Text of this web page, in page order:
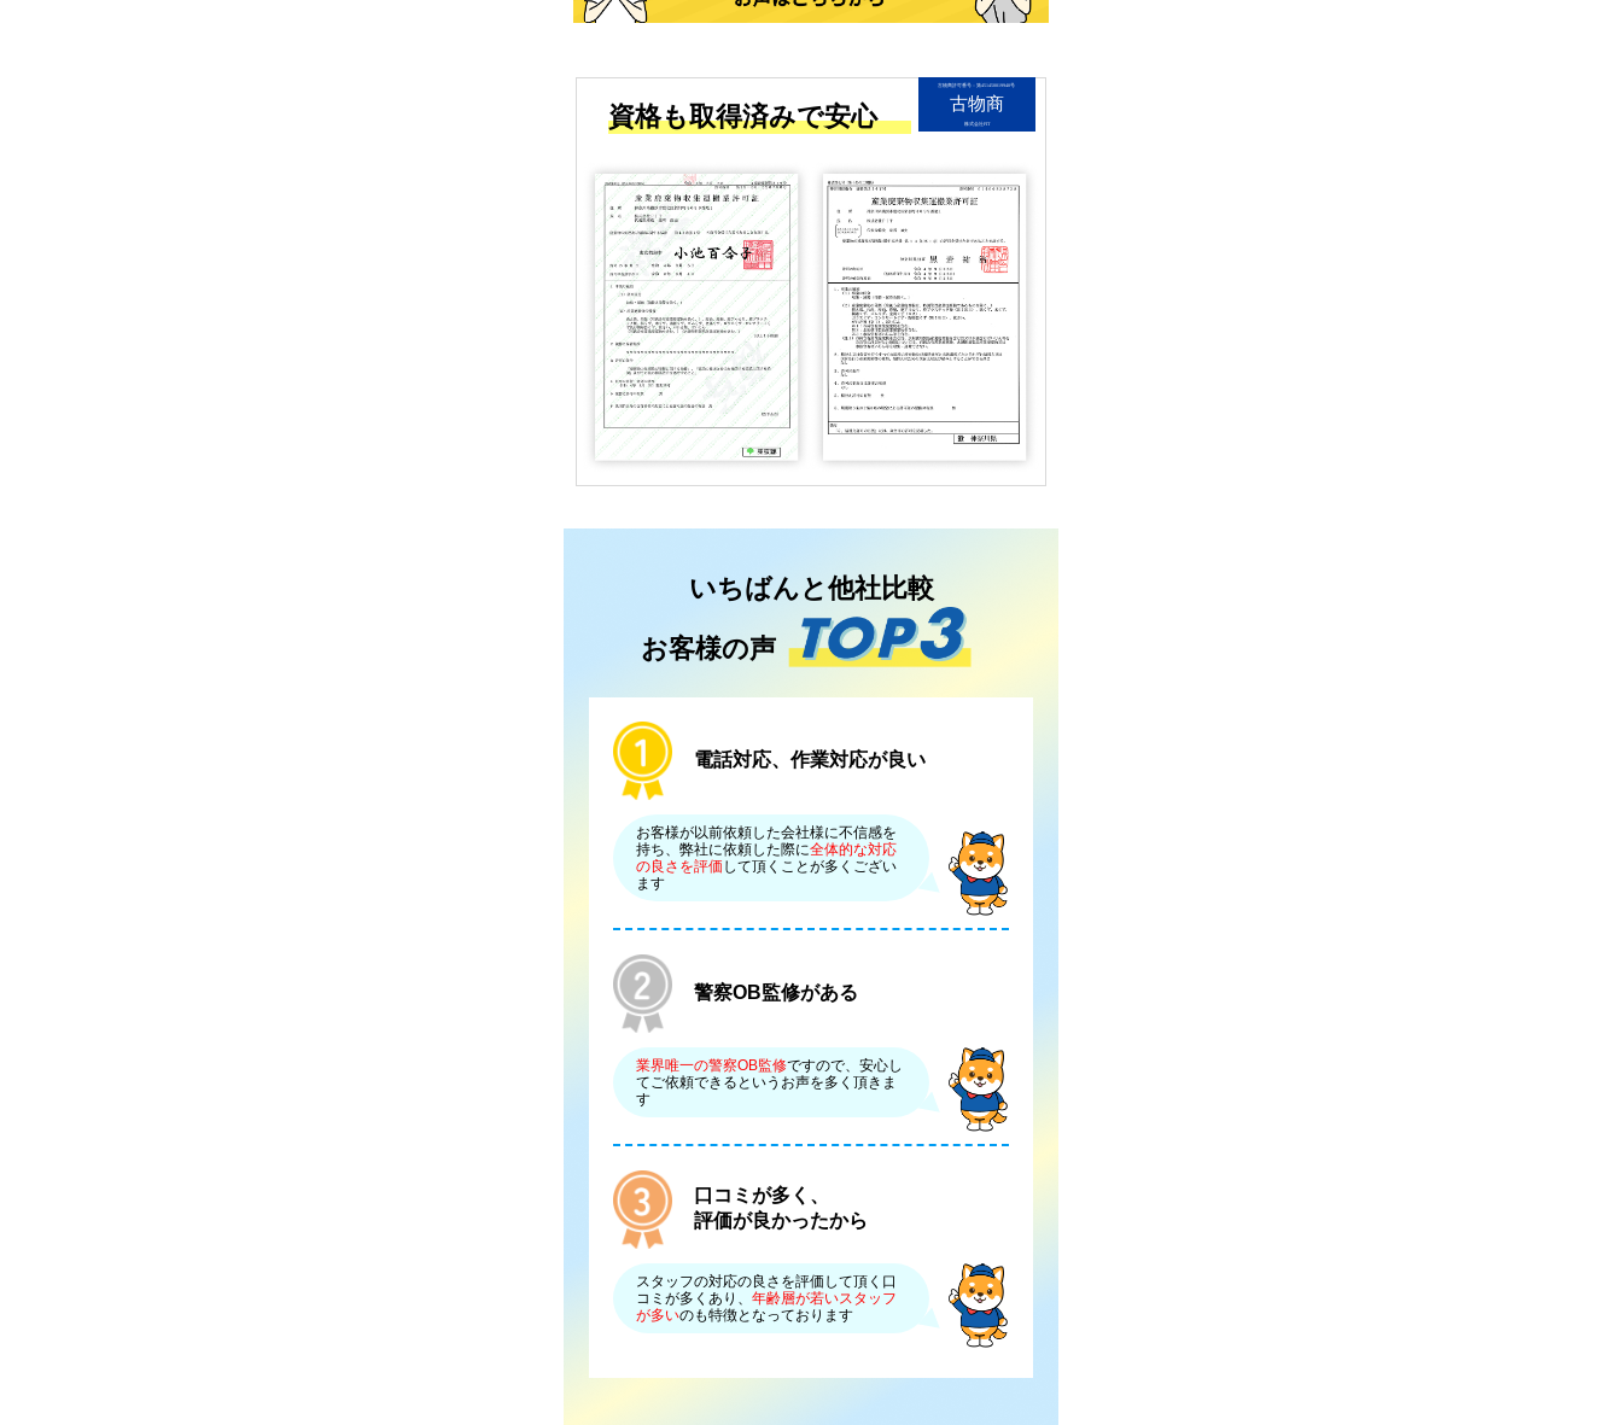
古物商許可番号：第451450019940号
古物商
株式会社FIT
資格も取得済みで安心
いちばんと他社比較
お客様の声
電話対応、作業対応が良い
お客様が以前依頼した会社様に不信感を
持ち、弊社に依頼した際に全体的な対応
の良さを評価 して頂くことが多くござい
ます
警察OB監修がある
業界唯一の警察OB監修ですので、安心し
てご依頼できるというお声を多く頂きま
す
口コミが多く、
評価が良かったから
スタッフの対応の良さを評価して頂く口
コミが多くあり、 年齢層が若いスタッフ
が多いのも特徴となっております